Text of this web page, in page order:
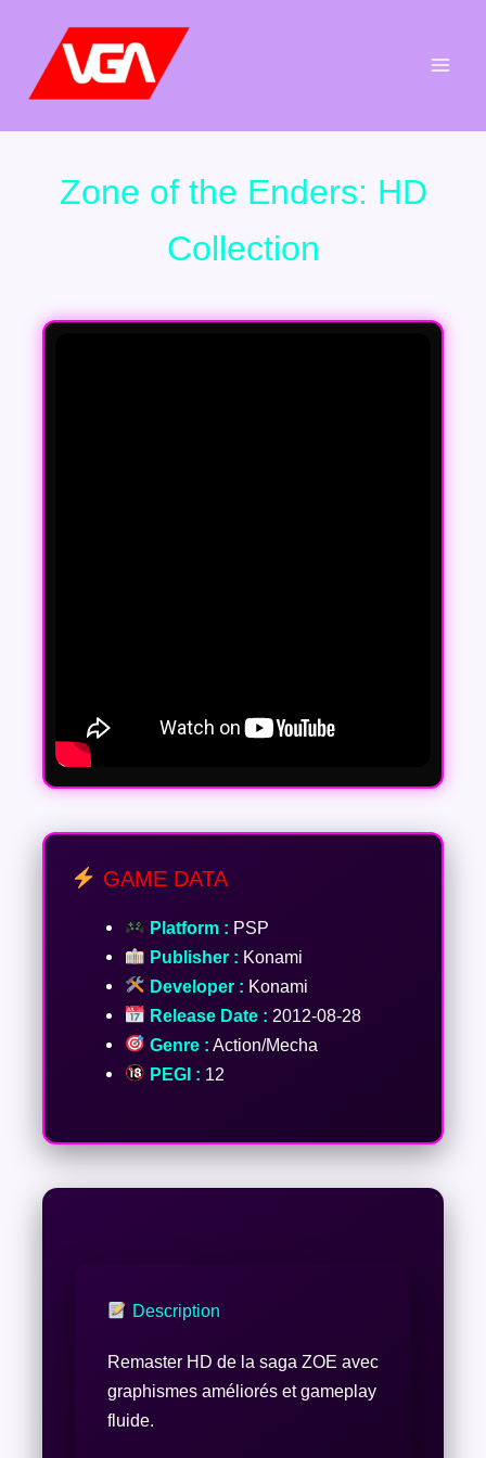
contenu
Zone of the Enders: HD
Collection
GAME DATA
Platform : PSP
Publisher : Konami
Developer : Konami
Release Date : 2012-08-28
Genre : Action/Mecha
PEGI : 12
Description
Remaster HD de la saga ZOE avec
graphismes améliorés et gameplay
fluide.